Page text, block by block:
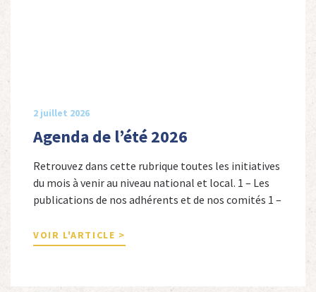
2 juillet 2026
Agenda de l’été 2026
Retrouvez dans cette rubrique toutes les initiatives
du mois à venir au niveau national et local. 1 – Les
publications de nos adhérents et de nos comités 1 –
Cordeboeuf, Christophe Touron et Agnès Dioné,
Nouvelles Sources Éditions, 2026. Ils venaient
autres […]
VOIR L'ARTICLE >